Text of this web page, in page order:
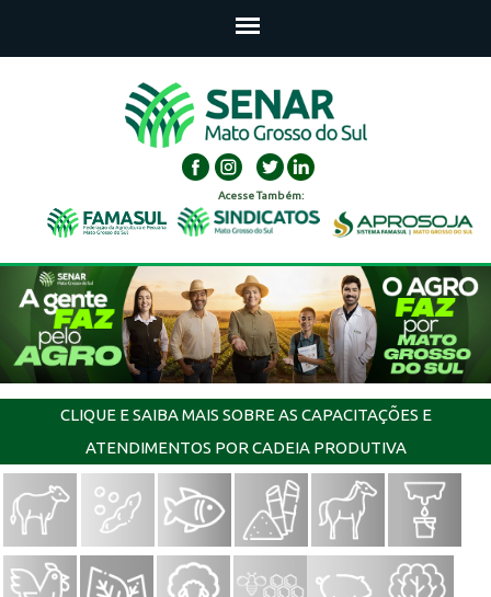
Acesse Também:
CLIQUE E SAIBA MAIS SOBRE AS CAPACITAÇÕES E
ATENDIMENTOS POR CADEIA PRODUTIVA